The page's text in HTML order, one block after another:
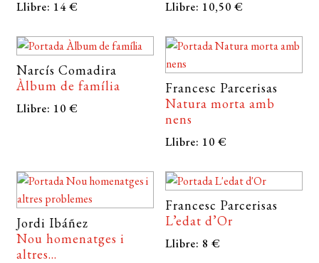
Llibre: 14 € Llibre: 10,50 €
Narcís Comadira
Àlbum de família
Llibre: 10 €
Francesc Parcerisas
Natura morta amb
nens
Llibre: 10 €
Jordi Ibáñez
Nou homenatges i
altres...
Francesc Parcerisas
L’edat d’Or
Llibre: 8 €